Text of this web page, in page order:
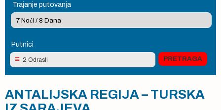
Trajanje putovanja
Putnici
2 Odrasli
ANTALIJSKA REGIJA – TURSKA